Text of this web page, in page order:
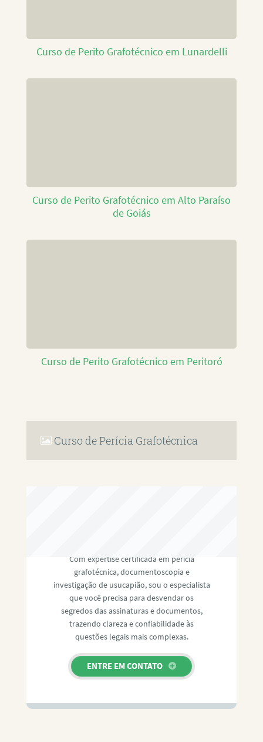
Curso de Perito Grafotécnico em Lunardelli
Curso de Perito Grafotécnico em Alto Paraíso
de Goiás
Curso de Perito Grafotécnico em Peritoró
Curso de Perícia Grafotécnica
Com expertise certificada em perícia
grafotécnica, documentoscopia e
investigação de usucapião, sou o especialista
que você precisa para desvendar os
segredos das assinaturas e documentos,
trazendo clareza e confiabilidade às
questões legais mais complexas.
ENTRE EM CONTATO